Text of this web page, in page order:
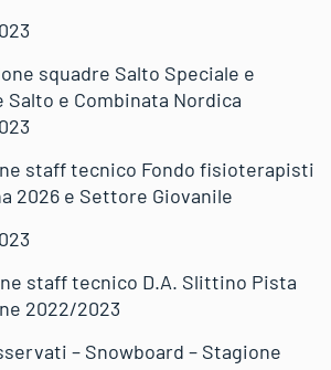
squadre Salto Speciale e
e Combinata Nordica
staff tecnico Fondo fisioterapisti
2026 e Settore Giovanile
staff tecnico D.A. Slittino Pista
2022/2023
– Snowboard – Stagione